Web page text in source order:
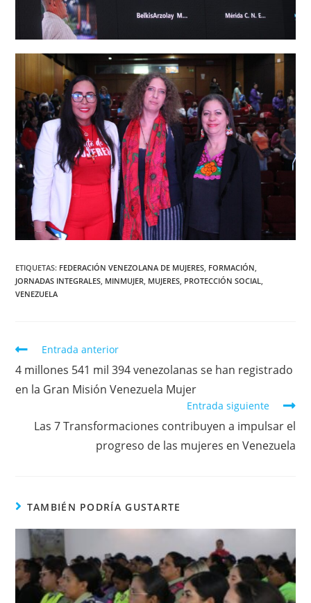
ETIQUETAS: FEDERACIÓN VENEZOLANA DE MUJERES FORMACIÓN
JORNADAS INTEGRALES MINMUJER MUJERES PROTECCIÓN SOCIAL
VENEZUELA
Entrada anterior
4 millones 541 mil 394 venezolanas se han registrado
en la Gran Misión Venezuela Mujer
Entrada siguiente
Las 7 Transformaciones contribuyen a impulsar el
progreso de las mujeres en Venezuela
TAMBIÉN PODRÍA GUSTARTE